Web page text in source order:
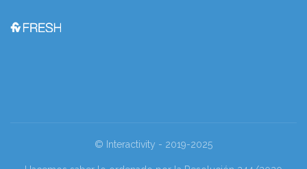
© Interactivity - 2019-2025